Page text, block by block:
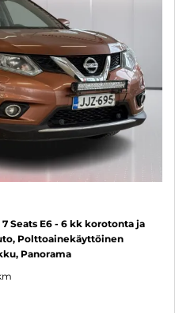
Seats E6 - 6 kk korotonta ja
Polttoainekäyttöinen
Panorama